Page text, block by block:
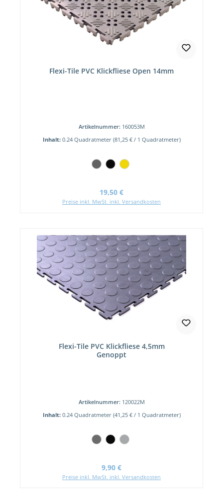
Flexi-Tile PVC Klickfliese Open 14mm
Artikelnummer: 160053M
Inhalt: 0.24 Quadratmeter (81,25 € / 1 Quadratmeter)
Regulärer Preis:
19,50 €
Preise inkl. MwSt. inkl. Versandkosten
Flexi-Tile PVC Klickfliese 4,5mm
Genoppt
Artikelnummer: 120022M
Inhalt: 0.24 Quadratmeter (41,25 € / 1 Quadratmeter)
Regulärer Preis:
9,90 €
Preise inkl. MwSt. inkl. Versandkosten